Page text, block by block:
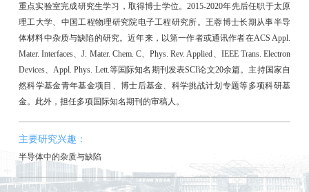
重点实验室完成研究生学习，取得博士学位。2015-2020年先后任职于太原
理工大学、中国工程物理研究院电子工程研究所。王蓉博士长期从事半导
体材料中杂质与缺陷的研究。近年来，以第一作者或通讯作者在ACS Appl.
Mater. Interfaces、J. Mater. Chem. C、Phys. Rev. Applied、IEEE Trans. Electron
Devices、Appl. Phys. Lett.等国际知名期刊发表SCI论文20余篇。主持国家自
然科学基金青年基金项目、博士后基金、科学挑战计划专题等多项科研基
金。此外，担任多项国际知名期刊的审稿人。
主要研究兴趣：
半导体中的杂质与缺陷